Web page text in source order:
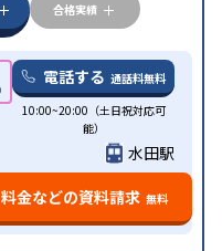
合格実績
電話する 通話料無料
10:00~20:00（土日祝対応可
能）
水田駅
料金などの資料請求 無料